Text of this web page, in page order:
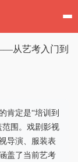
从艺考入门到
肯定是“培训到
范围。戏剧影视
导演、服装表
盖了当前艺考